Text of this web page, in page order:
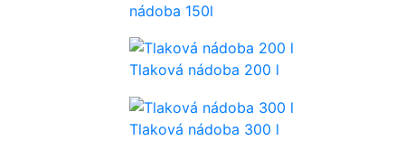
nádoba 150l
Tlaková nádoba 200 l
Tlaková nádoba 300 l